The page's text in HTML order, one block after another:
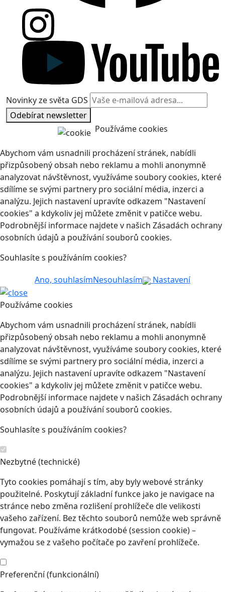
Novinky ze světa GDS
Odebírat newsletter
Používáme cookies
Abychom vám usnadnili procházení stránek, nabídli
přizpůsobený obsah nebo reklamu a mohli anonymně
analyzovat návštěvnost, využíváme soubory cookies, které
sdílíme se svými partnery pro sociální média, inzerci a
analýzu. Jejich nastavení upravíte odkazem "Nastavení
cookies" a kdykoliv jej můžete změnit v patičce webu.
Podrobnější informace najdete v našich Zásadách ochrany
osobních údajů a používání souborů cookies.
Souhlasíte s používáním cookies?
Ano, souhlasímNesouhlasím Nastavení
Používáme cookies
Abychom vám usnadnili procházení stránek, nabídli
přizpůsobený obsah nebo reklamu a mohli anonymně
analyzovat návštěvnost, využíváme soubory cookies, které
sdílíme se svými partnery pro sociální média, inzerci a
analýzu. Jejich nastavení upravíte odkazem "Nastavení
cookies" a kdykoliv jej můžete změnit v patičce webu.
Podrobnější informace najdete v našich Zásadách ochrany
osobních údajů a používání souborů cookies.
Souhlasíte s používáním cookies?
Nezbytné (technické)
Tyto cookies pomáhají s tím, aby byly webové stránky
použitelné. Poskytují základní funkce jako je navigace na
stránce nebo změna rozlišení prohlížeče dle velikosti
vašeho zařízení. Bez těchto souborů nemůže web správně
fungovat. Používáme krátkodobé (session cookie) –
vymažou se z vašeho počítače po zavření prohlížeče.
Preferenční (funkcionální)